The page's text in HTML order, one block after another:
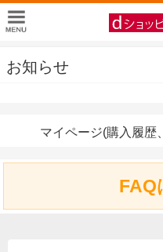
お知らせ
マイページ(購入履歴
FAQ